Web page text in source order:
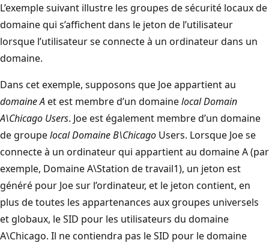
L’exemple suivant illustre les groupes de sécurité locaux de
domaine qui s’affichent dans le jeton de l’utilisateur
lorsque l’utilisateur se connecte à un ordinateur dans un
domaine.
Dans cet exemple, supposons que Joe appartient au
domaine Aet est membre d’un domainelocal Domain
A\Chicago Users. Joe est également membre d’un domaine
de groupelocal Domaine B\Chicago Users. Lorsque Joe se
connecte à un ordinateur qui appartient au domaine A (par
exemple, Domaine A\Station de travail1), un jeton est
généré pour Joe sur l’ordinateur, et le jeton contient, en
plus de toutes les appartenances aux groupes universels
et globaux, le SID pour les utilisateurs du domaine
A\Chicago. Il ne contiendra pas le SID pour le domaine